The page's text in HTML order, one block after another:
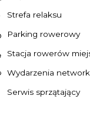
Strefa relaksu
Parking rowerowy
Stacja rowerów
Wydarzenia
Serwis sprzątający